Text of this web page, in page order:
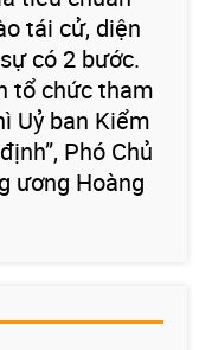
tái cử, diện
có 2 bước.
tổ chức tham
Uỷ ban Kiểm
Phó Chủ
ương Hoàng